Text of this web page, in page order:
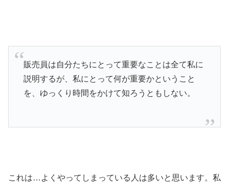
販売員は自分たちにとって重要なことは全て私に
説明するが、私にとって何が重要かということ
を、ゆっくり時間をかけて知ろうともしない。
これは…よくやってしまっている人は多いと思います。私